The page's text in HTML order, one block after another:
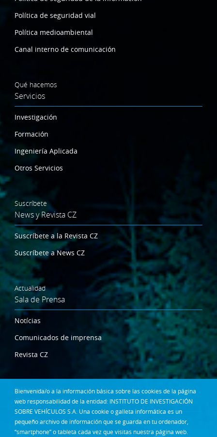
Bienvenida/o a la información básica sobre las cookies de la página
web responsabilidad de la entidad: INSTITUTO DE INVESTIGACIÓN
SOBRE VEHÍCULOS S.A. Una cookie o galleta informática es un
pequeño archivo de información que se guarda en tu ordenador,
“smartphone” o tableta cada vez que visitas nuestra página web.
Política de seguridad vial
Política medioambiental
Canal interno de comunicación
Qué hacemos
Servicios
Investigación
Formación
Ingeniería Aplicada
Otros Servicios
Suscríbete
News y Revista CZ
Suscríbete a la Revista CZ
Suscríbete a News CZ
Actualidad
Sala de Prensa
Notícias
Comunicados de imprensa
Revista CZ
Dónde estamos
Contacta
Síguenos en: